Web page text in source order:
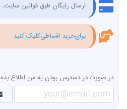
ارسال رایگان طبق قوانین سایت.
برای‌خرید اقساطی‌کلیک کنید.
در صورت در دسترس بودن به من اطلاع بده